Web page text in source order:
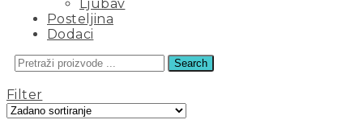
Ljubav
Posteljina
Dodaci
Search
CRVENI
Filter